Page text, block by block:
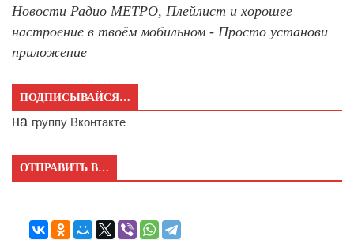
Новости Радио МЕТРО, Плейлист и хорошее
настроение в твоём мобильном - Просто установи
приложение
ПОДПИСЫВАЙСЯ…
на группу Вконтакте
ОТПРАВИТЬ В…